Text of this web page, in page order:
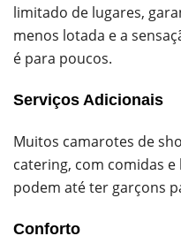
limitado de lugares,
menos lotada e a
é para poucos.
Serviços Adicionais
Muitos camarotes de
catering, com comidas
podem até ter garçons
Conforto